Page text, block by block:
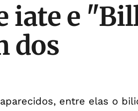
iate e
dos
entre elas o